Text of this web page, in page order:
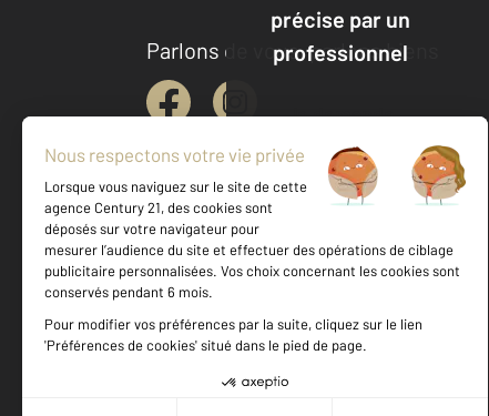
précise par un
professionnel
Je demande
une
estimation
Parlons de vous, parlons biens
Votre agence est notée
Achat
Location